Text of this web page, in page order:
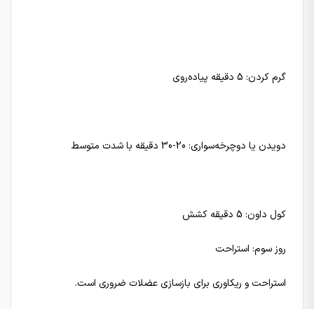
گرم کردن: 5 دقیقه پیاده‌روی
دویدن یا دوچرخه‌سواری: 20-30 دقیقه با شدت متوسط
کول داون: 5 دقیقه کشش
روز سوم: استراحت
استراحت و ریکاوری برای بازسازی عضلات ضروری است.